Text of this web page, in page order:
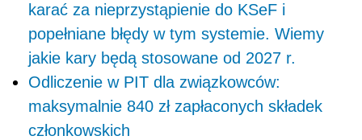
karać za nieprzystąpienie do KSeF i
popełniane błędy w tym systemie. Wiemy
jakie kary będą stosowane od 2027 r.
Odliczenie w PIT dla związkowców:
maksymalnie 840 zł zapłaconych składek
członkowskich